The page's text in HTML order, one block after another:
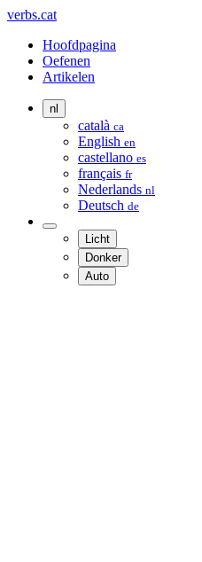
verbs.cat
Hoofdpagina
Oefenen
Artikelen
nl
català ca
English en
castellano es
français fr
Nederlands nl
Deutsch de
Licht
Donker
Auto